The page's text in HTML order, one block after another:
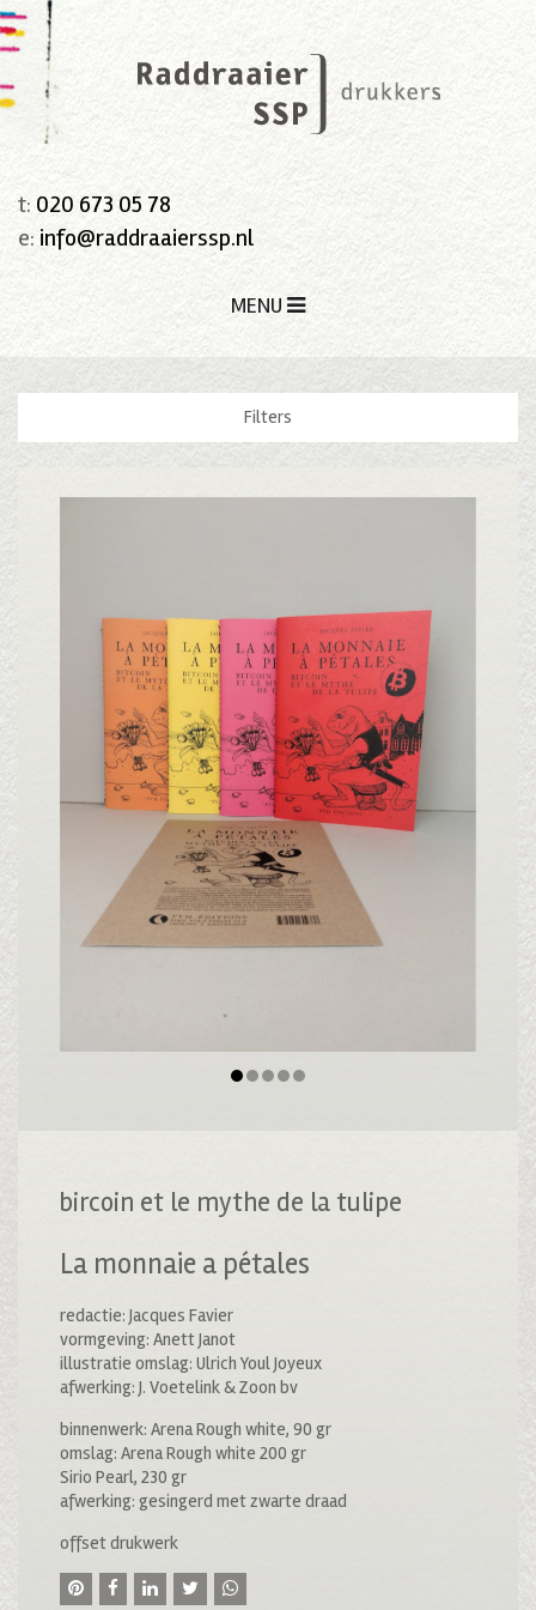
t: 020 673 05 78
e: info@raddraaierssp.nl
MENU
Filters
bircoin et le mythe de la tulipe
La monnaie a pétales
redactie: Jacques Favier
vormgeving: Anett Janot
illustratie omslag: Ulrich Youl Joyeux
afwerking: J. Voetelink & Zoon bv
binnenwerk: Arena Rough white, 90 gr
omslag: Arena Rough white 200 gr
Sirio Pearl, 230 gr
afwerking: gesingerd met zwarte draad
offset drukwerk